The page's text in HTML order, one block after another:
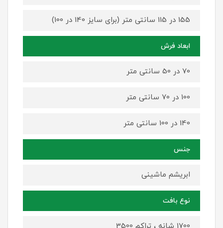
155 در 115 سانتی متر (برای سایز 140 در 100)
ابعاد فرش
70 در 50 سانتی متر
100 در 70 سانتی متر
140 در 100 سانتی متر
جنس
ابریشم ماشینی
نوع بافت